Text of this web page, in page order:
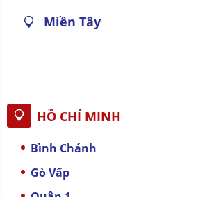
Miền Tây
HỒ CHÍ MINH
Bình Chánh
Gò Vấp